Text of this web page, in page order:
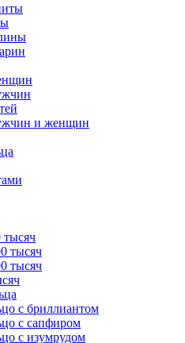
и женщин
тысяч
тысяч
тысяч
с бриллиантом
с сапфиром
с изумрудом